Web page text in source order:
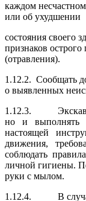
каждом
или об ухудшении
состояния своего
признаков острого
(отравления).
1.12.2. Сообщать
о выявленных
1.12.3.
но и выполнять
настоящей
движения,
соблюдать правила
личной гигиены.
руки с мылом.
1.12.4. В случае